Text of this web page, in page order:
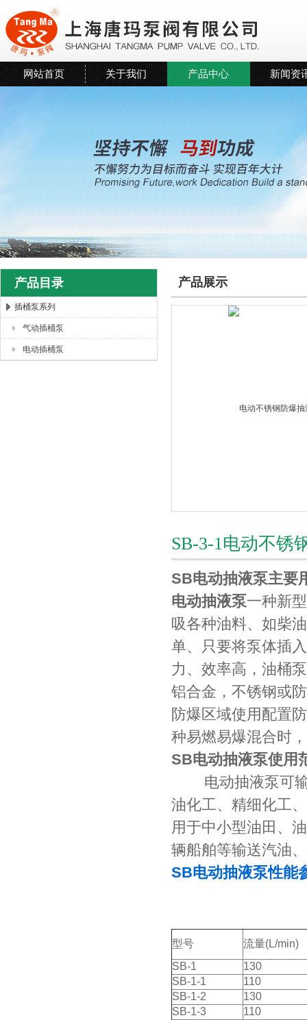
上海唐玛泵阀有限公司
网站首页 关于我们 产品中心 新闻资
产品目录
插桶泵系列
气动插桶泵
电动插桶泵
产品展示
SB-3-1电动不锈
SB电动抽液泵主要
电动抽液泵一种新
吸各种油料、如柴
单、只要将泵体插
力、效率高，油桶
铝合金，不锈钢或
防爆区域使用配置
种易燃易爆混合时
SB电动抽液泵使用
电动抽液泵可输
油化工、精细化工
用于中小型油田、
辆船舶等输送汽油
SB电动抽液泵性能
型号
流量(L/min)
SB-1
130
SB-1-1
110
SB-1-2
130
SB-1-3
110